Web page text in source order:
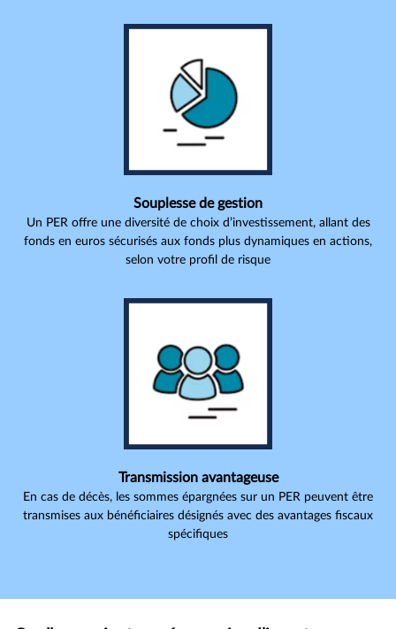
Souplesse de gestion
Un PER offre une diversité de choix d’investissement, allant des
fonds en euros sécurisés aux fonds plus dynamiques en actions,
selon votre profil de risque
Transmission avantageuse
En cas de décès, les sommes épargnées sur un PER peuvent être
transmises aux bénéficiaires désignés avec des avantages fiscaux
spécifiques